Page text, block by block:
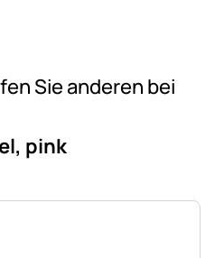
Sie anderen bei
pink